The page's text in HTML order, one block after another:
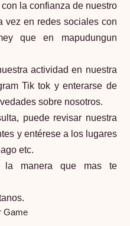
la confianza de nuestro
vez en redes sociales con
que en mapudungun
actividad en nuestra
Tik tok y enterarse de
sobre nosotros.
puede revisar nuestra
y entérese a los lugares
etc.
la manera que mas te